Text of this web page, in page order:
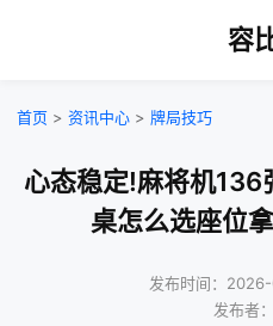
容
首页 > 资讯中心 > 牌局技巧
心态稳定!麻将机136
桌怎么选座位
发布时间：
发布者